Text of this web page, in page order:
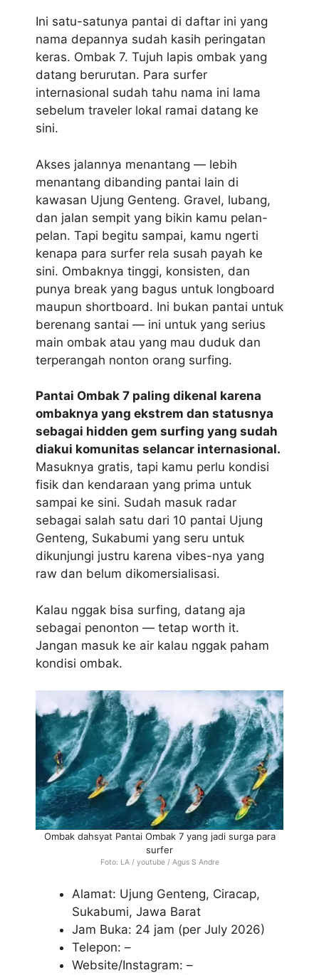
Ini satu-satunya pantai di daftar ini yang
nama depannya sudah kasih peringatan
keras. Ombak 7. Tujuh lapis ombak yang
datang berurutan. Para surfer
internasional sudah tahu nama ini lama
sebelum traveler lokal ramai datang ke
sini.
Akses jalannya menantang — lebih
menantang dibanding pantai lain di
kawasan Ujung Genteng. Gravel, lubang,
dan jalan sempit yang bikin kamu pelan-
pelan. Tapi begitu sampai, kamu ngerti
kenapa para surfer rela susah payah ke
sini. Ombaknya tinggi, konsisten, dan
punya break yang bagus untuk longboard
maupun shortboard. Ini bukan pantai untuk
berenang santai — ini untuk yang serius
main ombak atau yang mau duduk dan
terperangah nonton orang surfing.
Pantai Ombak 7 paling dikenal karena
ombaknya yang ekstrem dan statusnya
sebagai hidden gem surfing yang sudah
diakui komunitas selancar internasional.
Masuknya gratis, tapi kamu perlu kondisi
fisik dan kendaraan yang prima untuk
sampai ke sini. Sudah masuk radar
sebagai salah satu dari 10 pantai Ujung
Genteng, Sukabumi yang seru untuk
dikunjungi justru karena vibes-nya yang
raw dan belum dikomersialisasi.
Kalau nggak bisa surfing, datang aja
sebagai penonton — tetap worth it.
Jangan masuk ke air kalau nggak paham
kondisi ombak.
Ombak dahsyat Pantai Ombak 7 yang jadi surga para
surfer
Foto: LA / youtube / Agus S Andre
Alamat: Ujung Genteng, Ciracap,
Sukabumi, Jawa Barat
Jam Buka: 24 jam (per July 2026)
Telepon: –
Website/Instagram: –